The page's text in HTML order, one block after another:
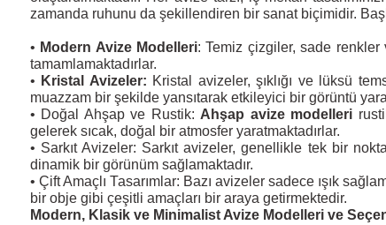
zamanda ruhunu da şekillendiren bir sanat biçimidir.
• Modern Avize Modelleri: Temiz çizgiler, sade renkler
tamamlamaktadırlar.
• Kristal Avizeler: Kristal avizeler, şıklığı ve lüksü
muazzam bir şekilde yansıtarak etkileyici bir görüntü
• Doğal Ahşap ve Rustik: Ahşap avize modelleri
gelerek sıcak, doğal bir atmosfer yaratmaktadırlar.
• Sarkıt Avizeler: Sarkıt avizeler, genellikle tek bir
dinamik bir görünüm sağlamaktadır.
• Çift Amaçlı Tasarımlar: Bazı avizeler sadece ışık
bir obje gibi çeşitli amaçları bir araya getirmektedir.
Modern, Klasik ve Minimalist Avize Modelleri ve